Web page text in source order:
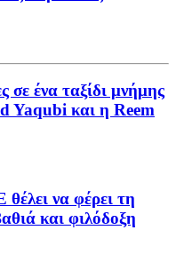
σε ένα ταξίδι μνήμης
Yaqubi και η Reem
να φέρει τη
και φιλόδοξη